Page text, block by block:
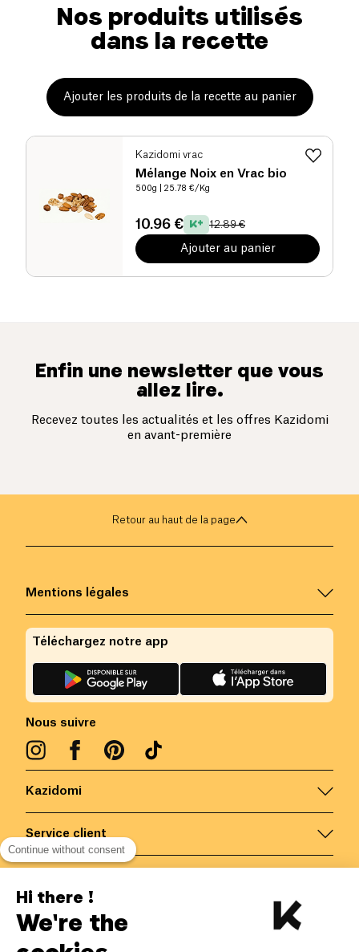
Nos produits utilisés
dans la recette
Ajouter les produits de la recette au panier
Kazidomi vrac
Mélange Noix en Vrac bio
500g | 25.78 €/Kg
10.96 € 12.89 €
Ajouter au panier
Enfin une newsletter que vous
allez lire.
Recevez toutes les actualités et les offres Kazidomi
en avant-première
Retour au haut de la page
Kazidomi
Service client
Mentions légales
Nous suivre
Téléchargez notre app
Belgique/FR
Continue without consent
Hi there !
We're the